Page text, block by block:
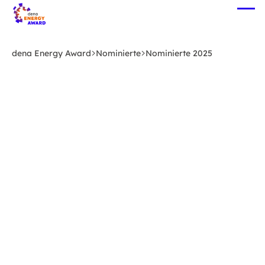
Zum
Hauptinhalt
dena Energy Award Nominierte Nominierte 2025